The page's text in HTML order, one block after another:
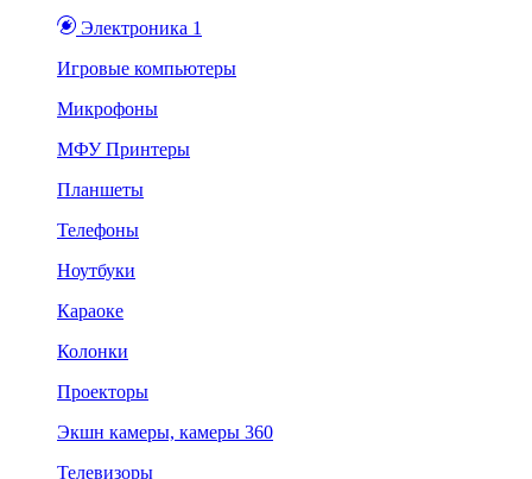
Электроника 1
Игровые компьютеры
Микрофоны
МФУ Принтеры
Планшеты
Телефоны
Ноутбуки
Караоке
Колонки
Проекторы
Экшн камеры, камеры 360
Телевизоры